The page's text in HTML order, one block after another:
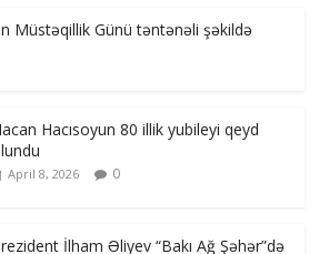
Müstəqillik Günü təntənəli şəkildə
Hacısoyun 80 illik yubileyi qeyd
April 8, 2026 0
İlham Əliyev “Bakı Ağ Şəhər”də